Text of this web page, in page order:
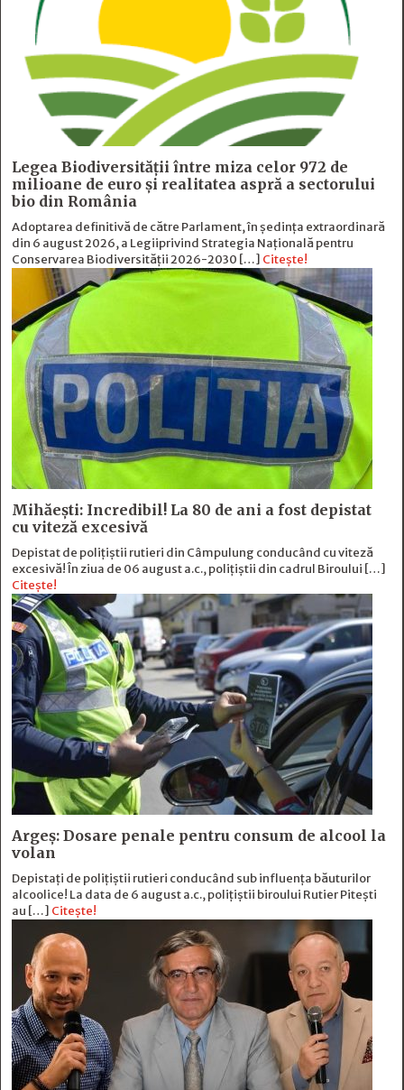
Legea Biodiversității între miza celor 972 de
milioane de euro și realitatea aspră a sectorului
bio din România
Adoptarea definitivă de către Parlament, în ședința extraordinară
din 6 august 2026, a Legiiprivind Strategia Națională pentru
Conservarea Biodiversității 2026-2030 […] Citește!
Mihăești: Incredibil! La 80 de ani a fost depistat
cu viteză excesivă
Depistat de polițiștii rutieri din Câmpulung conducând cu viteză
excesivă! În ziua de 06 august a.c., polițiștii din cadrul Biroului […]
Citește!
Argeș: Dosare penale pentru consum de alcool la
volan
Depistați de polițiștii rutieri conducând sub influența băuturilor
alcoolice! La data de 6 august a.c., polițiștii biroului Rutier Pitești
au […] Citește!